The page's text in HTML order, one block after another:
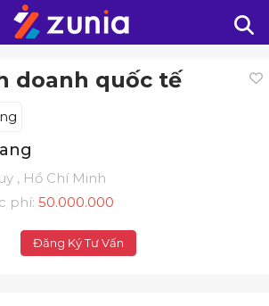
doanh quốc tế
, Hồ Chí Minh
phí: 50.000.000
Đăng Ký Tư Vấn